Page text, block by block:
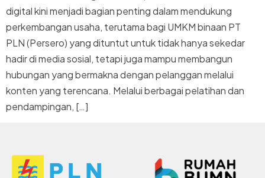
digital kini menjadi bagian penting dalam mendukung
perkembangan usaha, terutama bagi UMKM binaan PT
PLN (Persero) yang dituntut untuk tidak hanya sekedar
hadir di media sosial, tetapi juga mampu membangun
hubungan yang bermakna dengan pelanggan melalui
konten yang terencana. Melalui berbagai pelatihan dan
pendampingan, […]